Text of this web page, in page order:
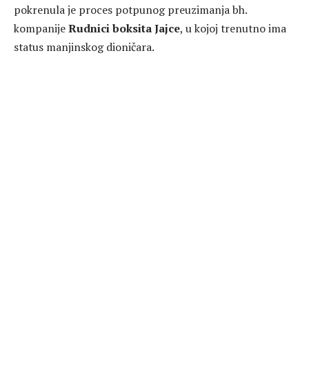
pokrenula je proces potpunog preuzimanja bh.
kompanijeRudnici boksita Jajce, u kojoj trenutno ima
status manjinskog dioničara.